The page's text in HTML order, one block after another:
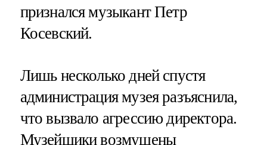
признался музыкант Петр
Косевский.
Лишь несколько дней спустя
администрация музея разъяснила,
что вызвало агрессию директора.
Музейщики возмущены